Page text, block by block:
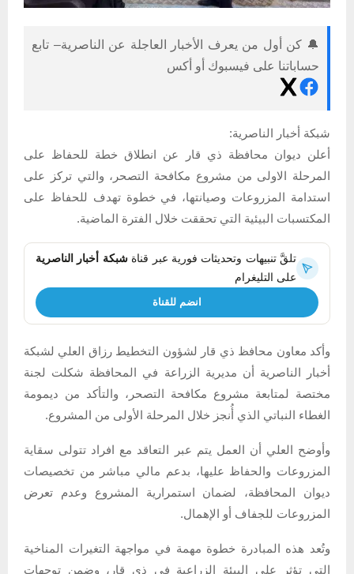
🔔 كن أول من يعرف الأخبار العاجلة عن الناصرية– تابع
حساباتنا على فيسبوك أو أكس
شبكة أخبار الناصرية:
أعلن ديوان محافظة ذي قار عن انطلاق خطة للحفاظ على
المرحلة الاولى من مشروع مكافحة التصحر، والتي تركز على
استدامة المزروعات وصيانتها، في خطوة تهدف للحفاظ على
المكتسبات البيئية التي تحققت خلال الفترة الماضية.
تلقَّ تنبيهات وتحديثات فورية عبر قناةشبكة أخبار الناصرية
على التليغرام
انضم للقناة
وأكد معاون محافظ ذي قار لشؤون التخطيط رزاق العلي لشبكة
أخبار الناصرية أن مديرية الزراعة في المحافظة شكلت لجنة
مختصة لمتابعة مشروع مكافحة التصحر، والتأكد من ديمومة
الغطاء النباتي الذي أُنجز خلال المرحلة الأولى من المشروع.
وأوضح العلي أن العمل يتم عبر التعاقد مع افراد تتولى سقاية
المزروعات والحفاظ عليها، بدعم مالي مباشر من تخصيصات
ديوان المحافظة، لضمان استمرارية المشروع وعدم تعرض
المزروعات للجفاف أو الإهمال.
وتُعد هذه المبادرة خطوة مهمة في مواجهة التغيرات المناخية
التي تؤثر على البيئة الزراعية في ذي قار، وضمن توجهات